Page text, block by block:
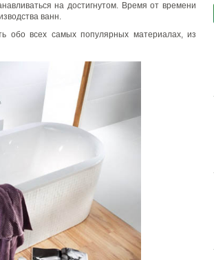
на достигнутом. Время от времени
ванн.
обо всех самых популярных материалах, из